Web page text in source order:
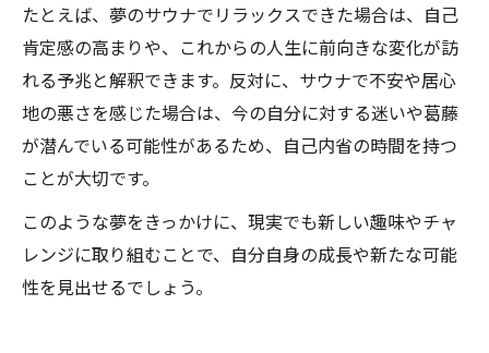
たとえば、夢のサウナでリラックスできた場合は、自己
肯定感の高まりや、これからの人生に前向きな変化が訪
れる予兆と解釈できます。反対に、サウナで不安や居心
地の悪さを感じた場合は、今の自分に対する迷いや葛藤
が潜んでいる可能性があるため、自己内省の時間を持つ
ことが大切です。
このような夢をきっかけに、現実でも新しい趣味やチャ
レンジに取り組むことで、自分自身の成長や新たな可能
性を見出せるでしょう。